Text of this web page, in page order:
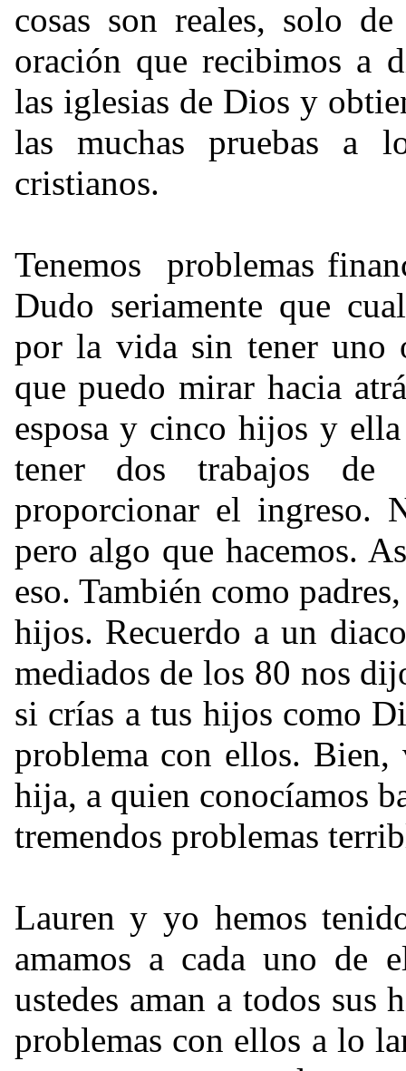
cosas son reales, solo
oración que recibimos a
las iglesias de Dios y
las muchas pruebas a
cristianos.
Tenemos problemas
Dudo seriamente que
por la vida sin tener uno
que puedo mirar hacia
esposa y cinco hijos y
tener dos trabajos de
proporcionar el ingreso.
pero algo que hacemos.
eso. También como
hijos. Recuerdo a un
mediados de los 80 nos
si crías a tus hijos como
problema con ellos.
hija, a quien conocíamos
tremendos problemas
Lauren y yo hemos
amamos a cada uno de
ustedes aman a todos sus
problemas con ellos a lo